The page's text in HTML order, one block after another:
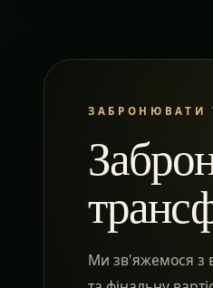
ЗАБРОНЮВАТИ
Ми зв'яжемося з